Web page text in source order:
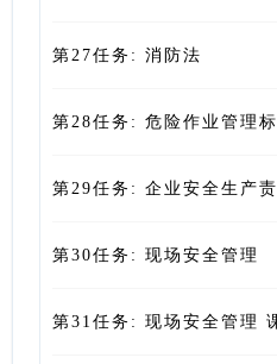
第27任务: 消防法
第28任务: 危险作业管理
第29任务: 企业安全生产责
第30任务: 现场安全管理
第31任务: 现场安全管理